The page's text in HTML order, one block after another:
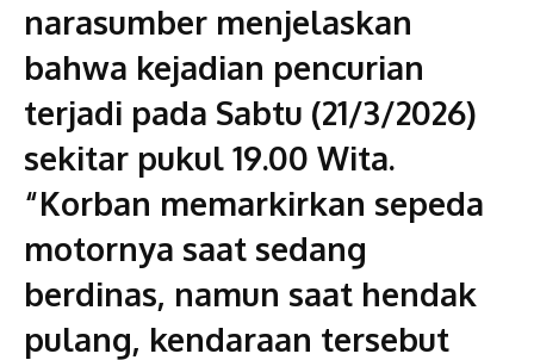
narasumber menjelaskan
bahwa kejadian pencurian
terjadi pada Sabtu (21/3/2026)
sekitar pukul 19.00 Wita.
“Korban memarkirkan sepeda
motornya saat sedang
berdinas, namun saat hendak
pulang, kendaraan tersebut